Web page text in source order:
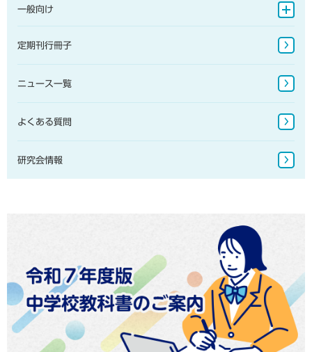
指導書Webサポート
一般向け
地図帳・一般書籍
地球儀
定期刊行冊子
ニュース一覧
よくある質問
研究会情報